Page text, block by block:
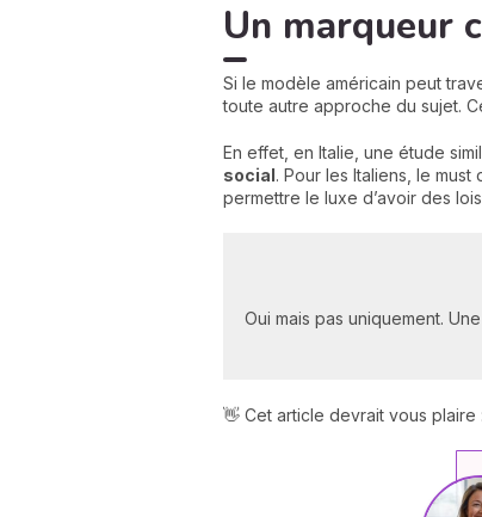
Un marqueur
Si le modèle américain peut
toute autre approche du sujet.
En effet, en Italie, une étude
social. Pour les Italiens, le
permettre le luxe d’avoir des
Oui mais pas uniquement.
👋 Cet article devrait vous plaire :